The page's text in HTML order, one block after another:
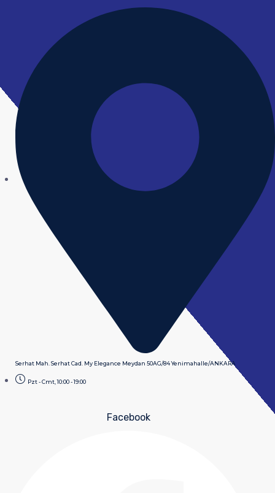
Serhat Mah. Serhat Cad. My Elegance Meydan 50AG/84 Yenimahalle/ANKARA
Pzt - Cmt, 10:00 - 19:00
Facebook